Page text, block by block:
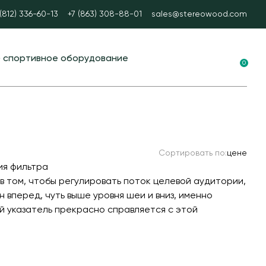
336-60-13 +7 (863) 308-88-01 sales@stereowood.com
спортивное оборудование
спорт
столы
0
Сортировать по:цене
фильтра
том, чтобы регулировать поток целевой аудитории,
чуть выше уровня шеи и вниз, именно
прекрасно справляется с этой